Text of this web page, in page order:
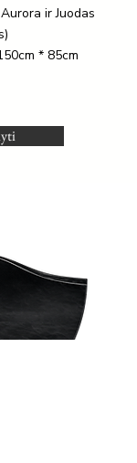
Aurora ir Juodas
* 85cm